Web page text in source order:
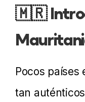
Comida
Es seguro?
Viajar
Internet y
🇲🇷
Pocos países
tan